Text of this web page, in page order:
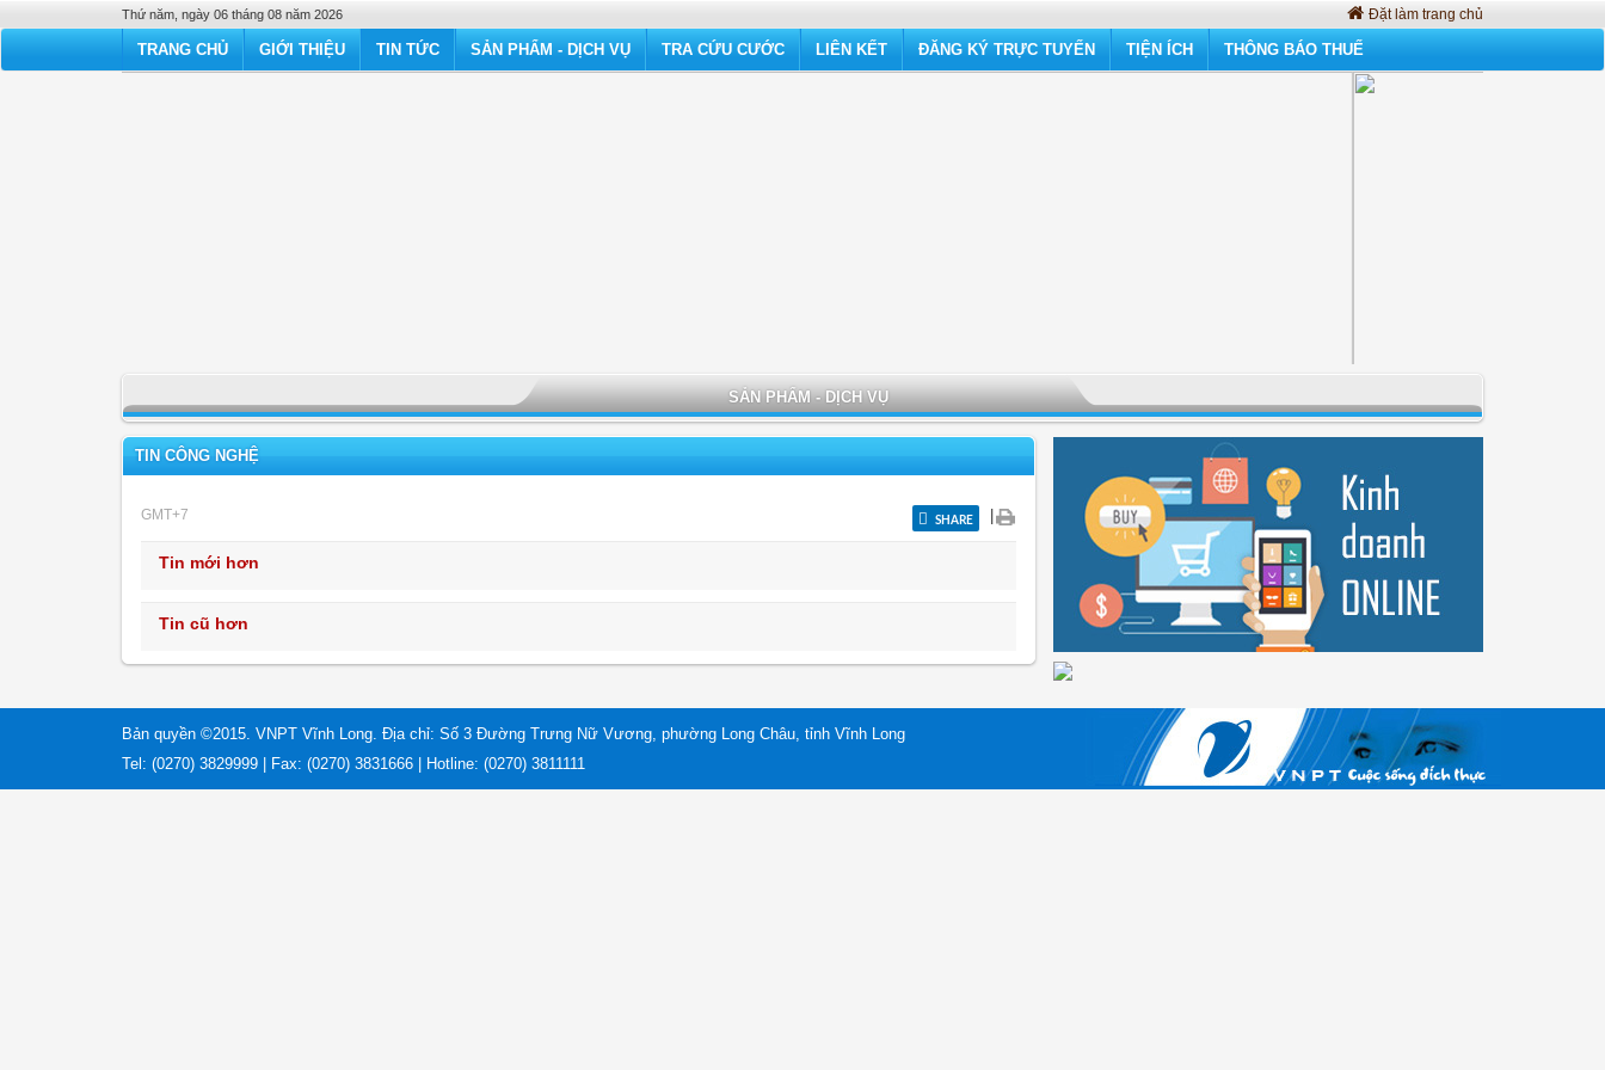
Thứ năm, ngày 06 tháng 08 năm 2026 Đặt làm trang chủ
TRANG CHỦ GIỚI THIỆU TIN TỨC SẢN PHẨM - DỊCH VỤ TRA CỨU CƯỚC LIÊN KẾT ĐĂNG KÝ TRỰC TUYẾN TIỆN ÍCH THÔNG BÁO THUẾ
SẢN PHẨM - DỊCH VỤ
TIN CÔNG NGHỆ
GMT+7 SHARE
Tin mới hơn
Tin cũ hơn
Bản quyền ©2015. VNPT Vĩnh Long. Địa chỉ: Số 3 Đường Trưng Nữ Vương, phường Long Châu, tỉnh Vĩnh Long
Tel: (0270) 3829999 | Fax: (0270) 3831666 | Hotline: (0270) 3811111